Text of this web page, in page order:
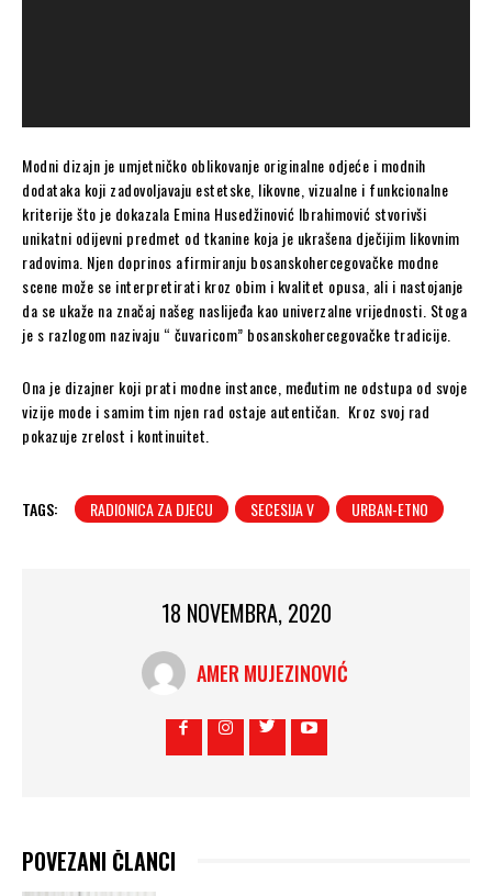
Modni dizajn je umjetničko oblikovanje originalne odjeće i modnih
dodataka koji zadovoljavaju estetske, likovne, vizualne i funkcionalne
kriterije što je dokazala Emina Husedžinović Ibrahimović stvorivši
unikatni odijevni predmet od tkanine koja je ukrašena dječijim likovnim
radovima. Njen doprinos afirmiranju bosanskohercegovačke modne
scene može se interpretirati kroz obim i kvalitet opusa, ali i nastojanje
da se ukaže na značaj našeg naslijeđa kao univerzalne vrijednosti. Stoga
je s razlogom nazivaju “ čuvaricom” bosanskohercegovačke tradicije.
Ona je dizajner koji prati modne instance, međutim ne odstupa od svoje
vizije mode i samim tim njen rad ostaje autentičan. Kroz svoj rad
pokazuje zrelost i kontinuitet.
TAGS: RADIONICA ZA DJECU SECESIJA V URBAN-ETNO
18 NOVEMBRA, 2020
AMER MUJEZINOVIĆ
POVEZANI ČLANCI